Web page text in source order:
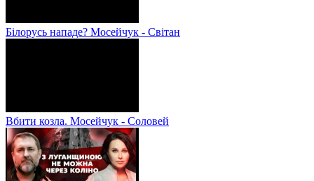
Білорусь нападе? Мосейчук - Світан
Вбити козла. Мосейчук - Соловей